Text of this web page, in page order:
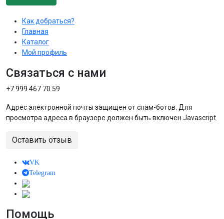
Как добраться?
Главная
Каталог
Мой профиль
Связаться с нами
+7 999 467 70 59
Адрес электронной почты защищен от спам-ботов. Для
просмотра адреса в браузере должен быть включен Javascript.
Оставить отзыв
VK
Telegram
Помощь